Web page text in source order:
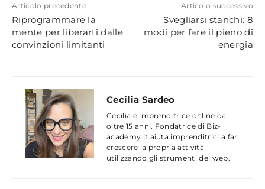
Articolo precedente
Riprogrammare la
mente per liberarti dalle
convinzioni limitanti
Articolo successivo
Svegliarsi stanchi: 8
modi per fare il pieno di
energia
Cecilia Sardeo
Cecilia è imprenditrice online da
oltre 15 anni. Fondatrice di Biz-
academy.it aiuta imprenditrici a far
crescere la propria attività
utilizzando gli strumenti del web.